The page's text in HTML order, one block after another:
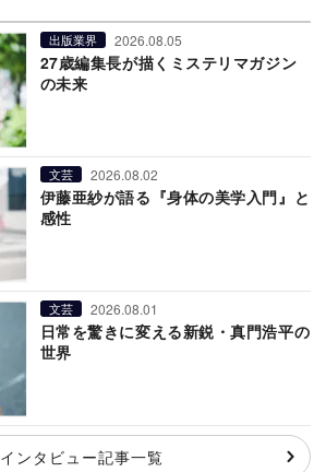
出版業界 2026.08.05
27歳編集長が描くミステリマガジン
の未来
文芸 2026.08.02
伊藤亜紗が語る『身体の美学入門』と
感性
文芸 2026.08.01
日常を驚きに変える新鋭・真門浩平の
世界
インタビュー記事一覧